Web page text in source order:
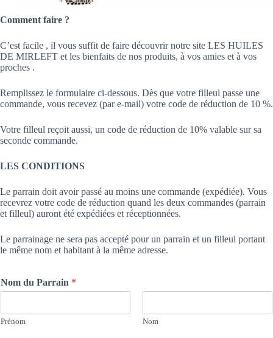
Comment faire ?
C’est facile , il vous suffit de faire découvrir notre site LES HUILES
DE MIRLEFT et les bienfaits de nos produits, à vos amies et à vos
proches .
Remplissez le formulaire ci-dessous. Dès que votre filleul passe une
commande, vous recevez (par e-mail) votre code de réduction de 10 %.
Votre filleul reçoit aussi, un code de réduction de 10% valable sur sa
seconde commande.
LES CONDITIONS
Le parrain doit avoir passé au moins une commande (expédiée). Vous
recevrez votre code de réduction quand les deux commandes (parrain
et filleul) auront été expédiées et réceptionnées.
Le parrainage ne sera pas accepté pour un parrain et un filleul portant
le même nom et habitant à la même adresse.
Nom du Parrain *
Prénom Nom